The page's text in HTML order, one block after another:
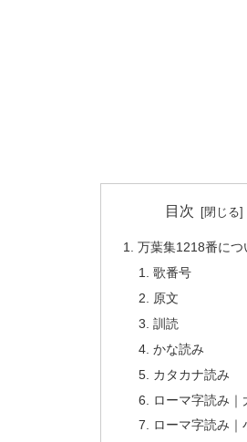
目次
万葉集1218番につ
歌番号
原文
訓読
かな読み
カタカナ読み
ローマ字読み｜
ローマ字読み｜